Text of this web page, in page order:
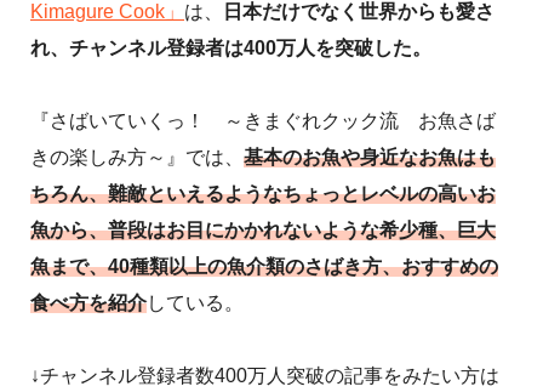
Kimagure Cook」 は、
日本だけでなく世界からも愛さ
れ、チャンネル登録者は400万人を突破した。
『さばいていくっ！ ～きまぐれクック流 お魚さば
きの楽しみ方～』では、 基本のお魚や身近なお魚はも
ちろん、難敵といえるようなちょっとレベルの高いお
魚から、普段はお目にかかれないような希少種、巨大
魚まで、40種類以上の魚介類のさばき方、おすすめの
食べ方を紹介している。
↓チャンネル登録者数400万人突破の記事をみたい方は